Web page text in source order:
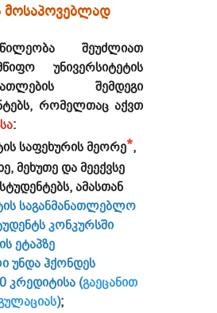
მოსაპოვებლად
შეუძლიათ
უნივერსიტეტის
შემდეგი
რომელთაც აქვთ
:
საფეხურის მეორე*,
მეხუთე და მეექვსე
ამასთან
საგანმანათლებლო
კონკურსში
ეტაპზე
უნდა ჰქონდეს
კრედიტისა (გაეცანით
);